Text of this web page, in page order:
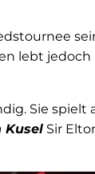
lebt
Sie spielt
Kusel Sir